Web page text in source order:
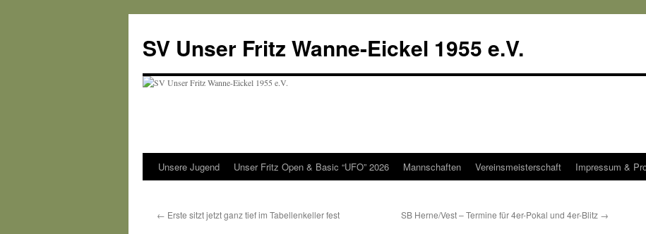
SV Unser Fritz Wanne-Eickel 1955 e.V.
Zum
springen
Unsere Jugend Unser Fritz Open & Basic “UFO” 2026 Mannschaften Vereinsmeisterschaft Impressum &
← Erste sitzt jetzt ganz tief im Tabellenkeller fest SB Herne/Vest – Termine für 4er-Pokal und 4er-Blitz →